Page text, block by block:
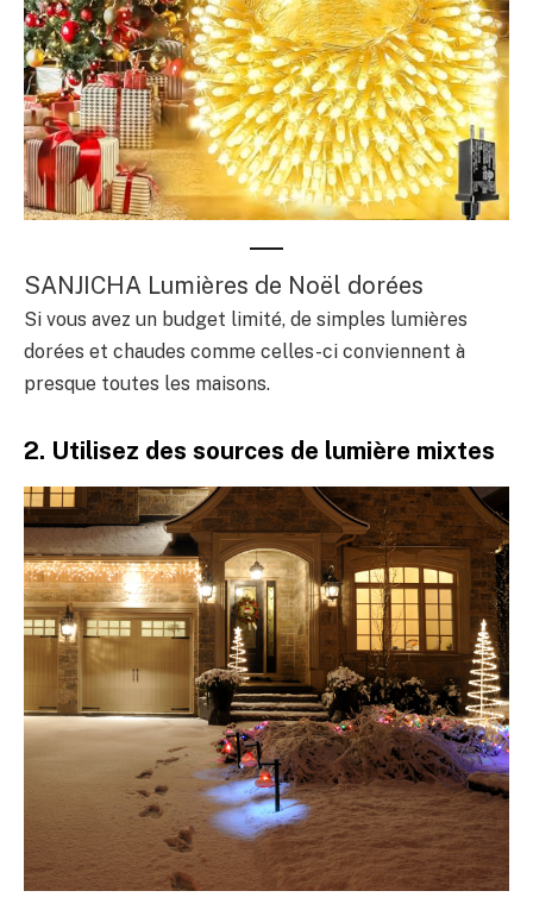
SANJICHA Lumières de Noël dorées
Si vous avez un budget limité, de simples lumières
dorées et chaudes comme celles-ci conviennent à
presque toutes les maisons.
2. Utilisez des sources de lumière mixtes